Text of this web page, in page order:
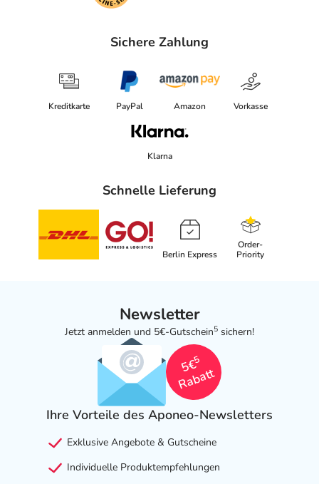
Sichere Zahlung
Kreditkarte PayPal Amazon Vorkasse
Klarna
Schnelle Lieferung
Berlin Express
Order-
Priority
Newsletter
Jetzt anmelden und 5€-Gutschein5 sichern!
5€
5
Rabatt
Ihre Vorteile des Aponeo-Newsletters
Exklusive Angebote & Gutscheine
Individuelle Produktempfehlungen